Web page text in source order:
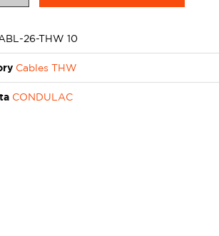
26-THW 10
Cables THW
CONDULAC